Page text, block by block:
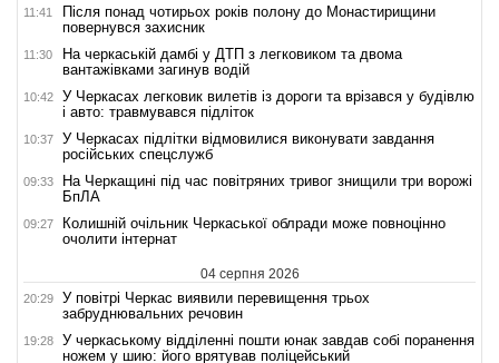
11:41
Після понад чотирьох років полону до Монастирищини
повернувся захисник
11:30
На черкаській дамбі у ДТП з легковиком та двома
вантажівками загинув водій
10:42
У Черкасах легковик вилетів із дороги та врізався у будівлю
і авто: травмувався підліток
10:37
У Черкасах підлітки відмовилися виконувати завдання
російських спецслужб
09:33
На Черкащині під час повітряних тривог знищили три ворожі
БпЛА
09:27
Колишній очільник Черкаської облради може повноцінно
очолити інтернат
04 серпня 2026
20:29
У повітрі Черкас виявили перевищення трьох
забруднювальних речовин
19:28
У черкаському відділенні пошти юнак завдав собі поранення
ножем у шию: його врятував поліцейський